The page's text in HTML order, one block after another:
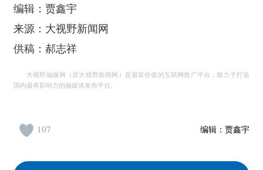
编辑：贾鑫宇
来源：大视野新闻网
供稿：郝志祥
大视野融媒网（原大视野新闻网）是最富价值的互联网推广平台，致力于打造
国内最有影响力的融媒体发布平台。
编辑： 贾鑫宇
107